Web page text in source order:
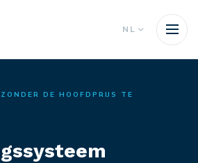
NL
DE HOOFDPRIJS TE